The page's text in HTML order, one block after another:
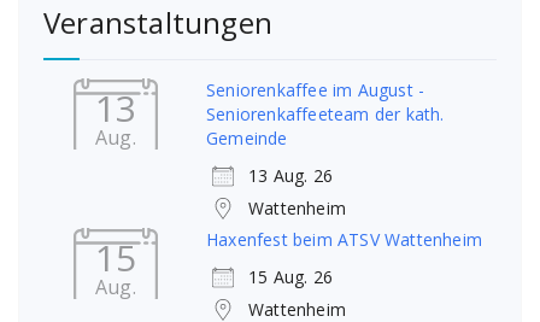
Veranstaltungen
13
Aug.
Seniorenkaffee im August -
Seniorenkaffeeteam der kath.
Gemeinde
13 Aug. 26
Wattenheim
15
Aug.
Haxenfest beim ATSV Wattenheim
15 Aug. 26
Wattenheim